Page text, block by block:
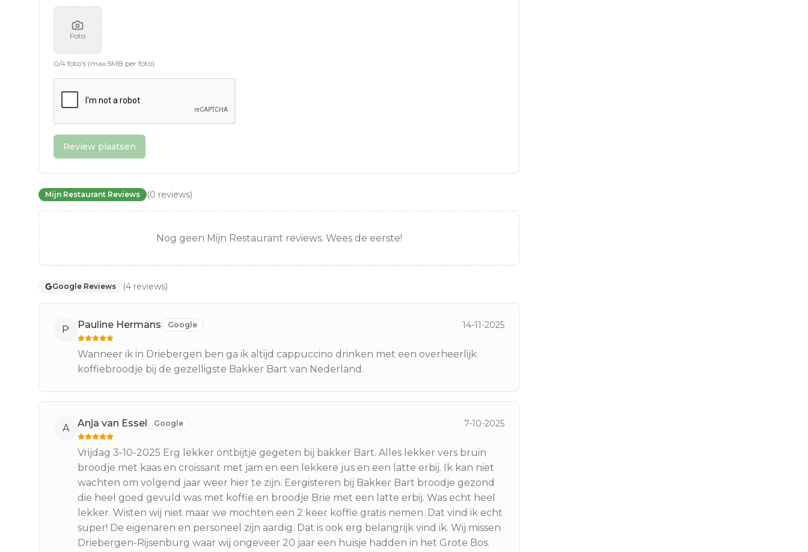
Foto
0/4 foto's (max 5MB per foto)
Review plaatsen
Mijn Restaurant Reviews (0 reviews)
Nog geen Mijn Restaurant reviews. Wees de eerste!
Google Reviews (4 reviews)
P Pauline Hermans Google 14-11-2025
Wanneer ik in Driebergen ben ga ik altijd cappuccino drinken met een overheerlijk
koffiebroodje bij de gezelligste Bakker Bart van Nederland.
A Anja van Essel Google 7-10-2025
Vrijdag 3-10-2025 Erg lekker ontbijtje gegeten bij bakker Bart. Alles lekker vers bruin
broodje met kaas en croissant met jam en een lekkere jus en een latte erbij. Ik kan niet
wachten om volgend jaar weer hier te zijn. Eergisteren bij Bakker Bart broodje gezond
die heel goed gevuld was met koffie en broodje Brie met een latte erbij. Was echt heel
lekker. Wisten wij niet maar we mochten een 2 keer koffie gratis nemen. Dat vind ik echt
super! De eigenaren en personeel zijn aardig. Dat is ook erg belangrijk vind ik. Wij missen
Driebergen-Rijsenburg waar wij ongeveer 20 jaar een huisje hadden in het Grote Bos.